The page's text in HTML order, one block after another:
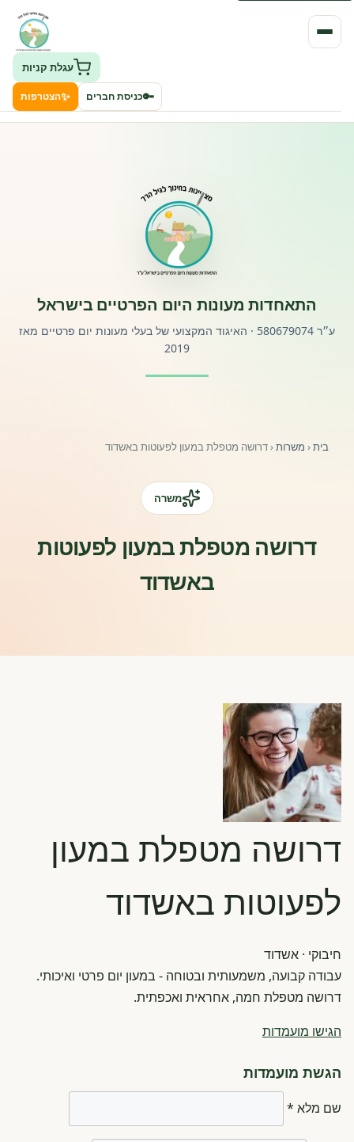
פורטל לוח מודעות דרושים עובדים
השתלמויות וקורסים לגננות ולצוותי חינוך | גיל הרך 0-6
עגלת קניות
🔑כניסת חברים ✨הצטרפות
התאחדות מעונות היום הפרטיים בישראל
ע״ר 580679074 · האיגוד המקצועי של בעלי מעונות יום פרטיים מאז
2019
בית‹ משרות‹דרושה מטפלת במעון לפעוטות באשדוד
משרה
דרושה מטפלת במעון לפעוטות
באשדוד
דרושה מטפלת במעון
לפעוטות באשדוד
חיבוקי · אשדוד
עבודה קבועה, משמעותית ובטוחה - במעון יום פרטי ואיכותי.
דרושה מטפלת חמה, אחראית ואכפתית.
הגישו מועמדות
הגשת מועמדות
שם מלא *